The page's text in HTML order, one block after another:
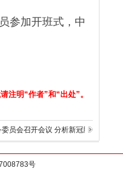
参加开班式，中
注明“作者”和“出处”。
员会召开会议 分析新冠肺炎疫情
号